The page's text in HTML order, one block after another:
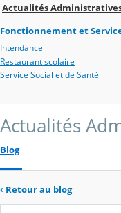
Actualités
Fonctionnement et
Intendance
Restaurant scolaire
Service Social et de Santé
Actualités
Blog
‹ Retour au blog